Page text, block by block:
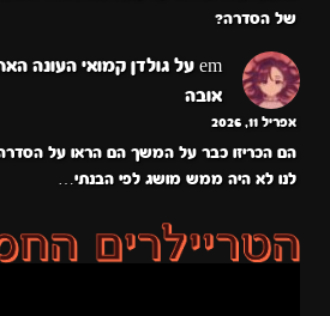
של הסדרה?
em על
אובה
אפריל 11, 2026
הם הכריזו כבר על המשך הם הראו על הסדרה
לנו לא היה ממש מושג לפי הבנתי…